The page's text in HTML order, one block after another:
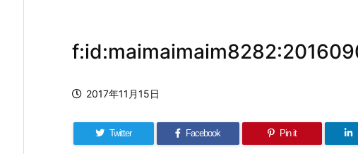
2017年11月15日
Twitter Facebook Pin it